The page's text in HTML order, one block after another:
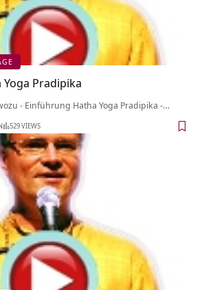
Pradipika
- Einführung Hatha Yoga Pradipika -…
529 VIEWS